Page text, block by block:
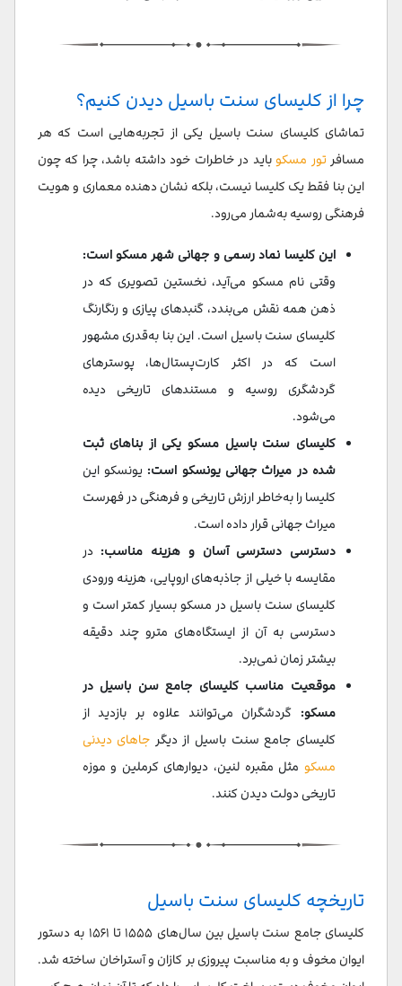
چرا از کلیسای سنت باسیل دیدن کنیم؟
تماشای کلیسای سنت باسیل یکی از تجربه‌هایی است که هر
مسافر تور مسکوباید در خاطرات خود داشته باشد، چرا که چون
این بنا فقط یک کلیسا نیست، بلکه نشان دهنده معماری و هویت
فرهنگی روسیه به‌شمار می‌رود.
این کلیسا نماد رسمی و جهانی شهر مسکو است:
وقتی نام مسکو می‌آید، نخستین تصویری که در
ذهن همه نقش می‌بندد، گنبدهای پیازی و رنگارنگ
کلیسای سنت باسیل است. این بنا به‌قدری مشهور
است که در اکثر کارت‌پستال‌ها، پوسترهای
گردشگری روسیه و مستندهای تاریخی دیده
می‌شود.
کلیسای سنت باسیل مسکو یکی از بناهای ثبت
شده در میراث جهانی یونسکو است: یونسکو این
کلیسا را به‌خاطر ارزش تاریخی و فرهنگی در فهرست
میراث جهانی قرار داده است.
دسترسی دسترسی آسان و هزینه مناسب: در
مقایسه با خیلی از جاذبه‌های اروپایی، هزینه ورودی
کلیسای سنت باسیل در مسکو بسیار کمتر است و
دسترسی به آن از ایستگاه‌های مترو چند دقیقه
بیشتر زمان نمی‌برد.
موقعیت مناسب کلیسای جامع سن باسیل در
مسکو: گردشگران می‌توانند علاوه بر بازدید از
کلیسای جامع سنت باسیل از دیگر جاهای دیدنی
مسکو مثل مقبره لنین، دیوارهای کرملین و موزه
تاریخی دولت دیدن کنند.
تاریخچه کلیسای سنت باسیل
کلیسای جامع سنت باسیل بین سال‌های ۱۵۵۵ تا ۱۵۶۱ به دستور
ایوان مخوف و به مناسبت پیروزی بر کازان و آستراخان ساخته شد.